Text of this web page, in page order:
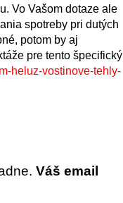
Vo Vašom dotaze ale
spotreby pri dutých
potom by aj
pre tento špecifický
heluz-vostinove-tehly-
Váš email